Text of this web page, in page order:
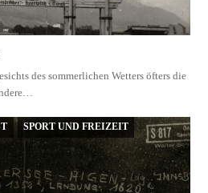
des sommerlichen Wetters öfters die
SPORT UND FREIZEIT